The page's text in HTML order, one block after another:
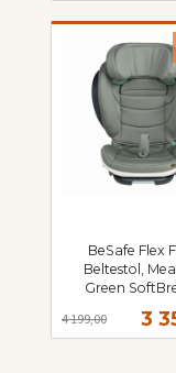
BeSafe Flex
Beltestol,
Green
3
4 199,00
mva.